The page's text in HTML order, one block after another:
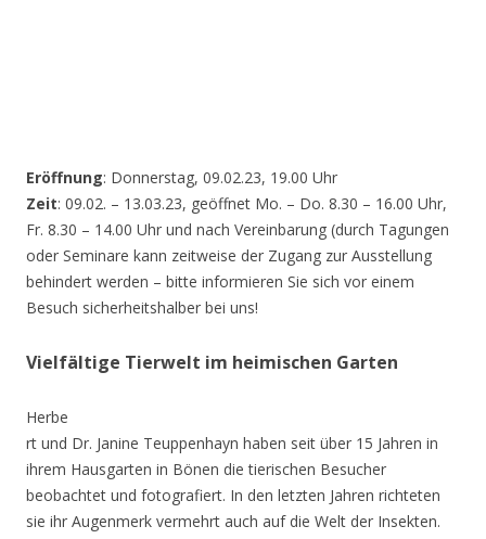
Eröffnung: Donnerstag, 09.02.23, 19.00 Uhr
Zeit: 09.02. – 13.03.23, geöffnet Mo. – Do. 8.30 – 16.00 Uhr,
Fr. 8.30 – 14.00 Uhr und nach Vereinbarung (durch Tagungen
oder Seminare kann zeitweise der Zugang zur Ausstellung
behindert werden – bitte informieren Sie sich vor einem
Besuch sicherheitshalber bei uns!
Vielfältige Tierwelt im heimischen Garten
Herbe
rt und Dr. Janine Teuppenhayn haben seit über 15 Jahren in
ihrem Hausgarten in Bönen die tierischen Besucher
beobachtet und fotografiert. In den letzten Jahren richteten
sie ihr Augenmerk vermehrt auch auf die Welt der Insekten.